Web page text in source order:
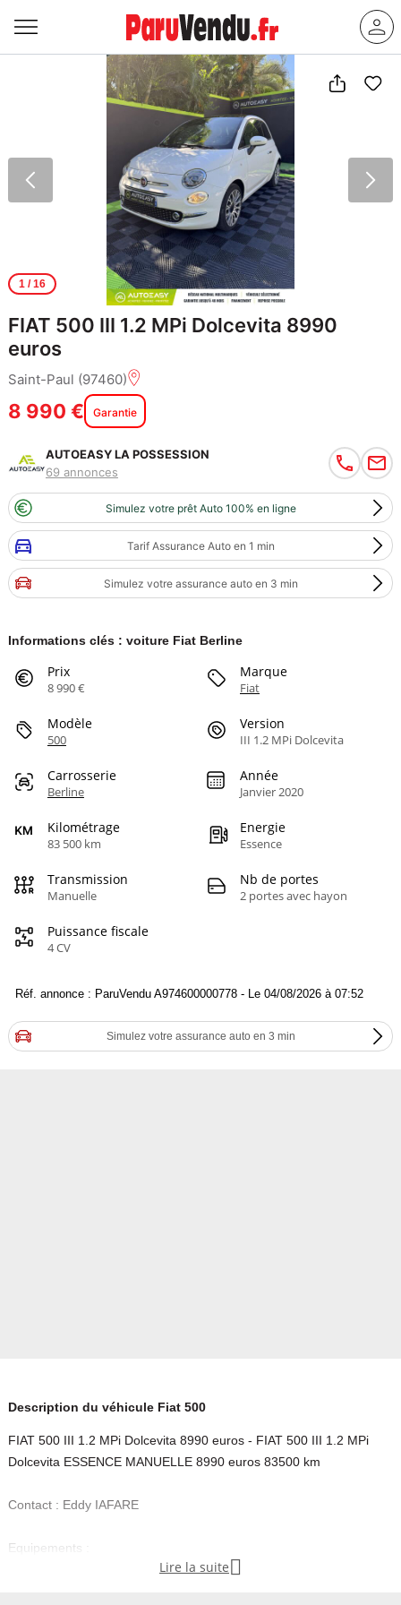
1/ 16
FIAT 500 III 1.2 MPi Dolcevita 8990
euros
Saint-Paul (97460)
8 990 € Garantie
AUTOEASY LA POSSESSION
69 annonces
Simulez votre prêt Auto 100% en ligne
Tarif Assurance Auto en 1 min
Simulez votre assurance auto en 3 min
Informations clés : voiture Fiat Berline
Prix
8 990 €
Marque
Fiat
Modèle
500
Version
III 1.2 MPi Dolcevita
Carrosserie
Berline
Année
Janvier 2020
Kilométrage
83 500 km
Energie
Essence
Transmission
Manuelle
Nb de portes
2 portes avec hayon
Puissance fiscale
4 CV
Réf. annonce : ParuVendu A974600000778 - Le 04/08/2026 à 07:52
Simulez votre assurance auto en 3 min
Description du véhicule Fiat 500
FIAT 500 III 1.2 MPi Dolcevita 8990 euros - FIAT 500 III 1.2 MPi
Dolcevita ESSENCE MANUELLE 8990 euros 83500 km
Contact : Eddy IAFARE
Equipements :
Lire la suite 